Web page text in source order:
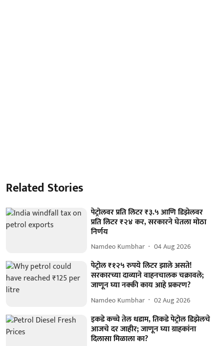
Related Stories
पेट्रोलवर प्रति लिटर ₹३.५ आणि डिझेलवर
प्रति लिटर ₹२४ कर, सरकारने घेतला मोठा
निर्णय
Namdeo Kumbhar 04 Aug 2026
पेट्रोल ₹१२५ रुपये लिटर झाले असते!
सरकारच्या दाव्याने वाहनचालक चक्रावले;
जाणून घ्या नक्की काय आहे प्रकरण?
Namdeo Kumbhar 02 Aug 2026
इकडे कच्चे तेल धडाम, तिकडे पेट्रोल डिझेलचे
आजचे दर जाहीर; जाणून घ्या ग्राहकांना
दिलासा मिळाला का?